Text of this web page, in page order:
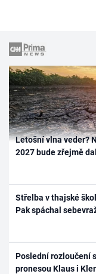
Letošní vlna veder?
2027 bude zřejmě
Střelba v thajské
Pak spáchal
Poslední rozloučení
pronesou Klaus i